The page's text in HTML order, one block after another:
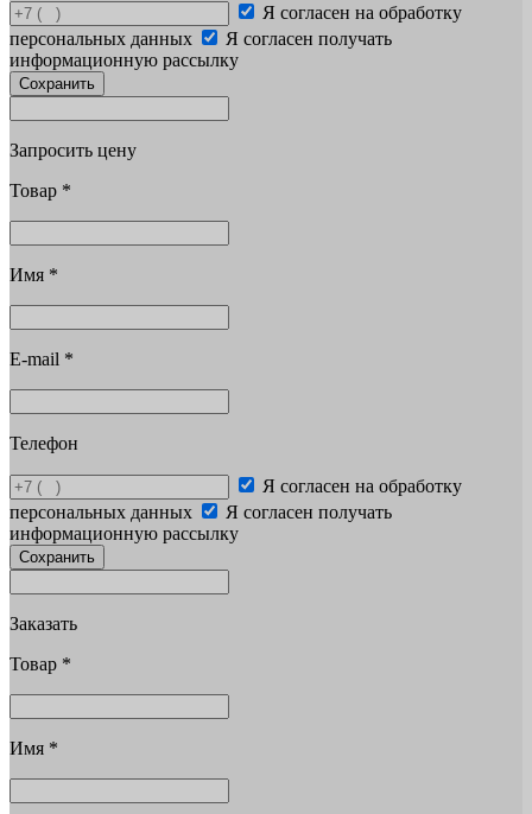
Я согласен на обработку
персональных данных
Я согласен получать
информационную рассылку
Сохранить
Запросить цену
Товар *
Имя *
E-mail *
Телефон
Я согласен на обработку
персональных данных
Я согласен получать
информационную рассылку
Сохранить
Заказать
Товар *
Имя *